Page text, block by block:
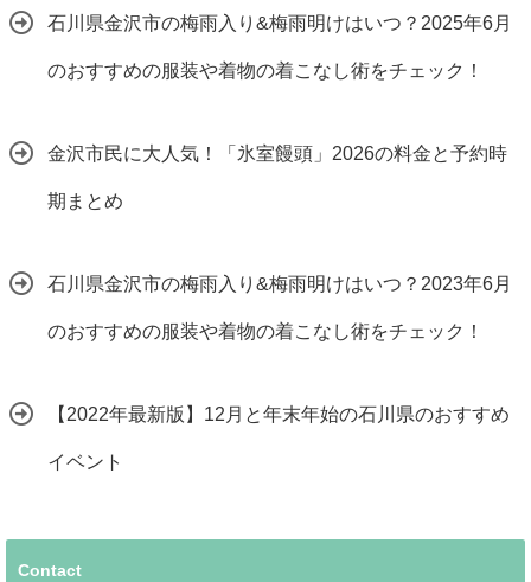
石川県金沢市の梅雨入り&梅雨明けはいつ？2025年6月
のおすすめの服装や着物の着こなし術をチェック！
金沢市民に大人気！「氷室饅頭」2026の料金と予約時
期まとめ
石川県金沢市の梅雨入り&梅雨明けはいつ？2023年6月
のおすすめの服装や着物の着こなし術をチェック！
【2022年最新版】12月と年末年始の石川県のおすすめ
イベント
Contact